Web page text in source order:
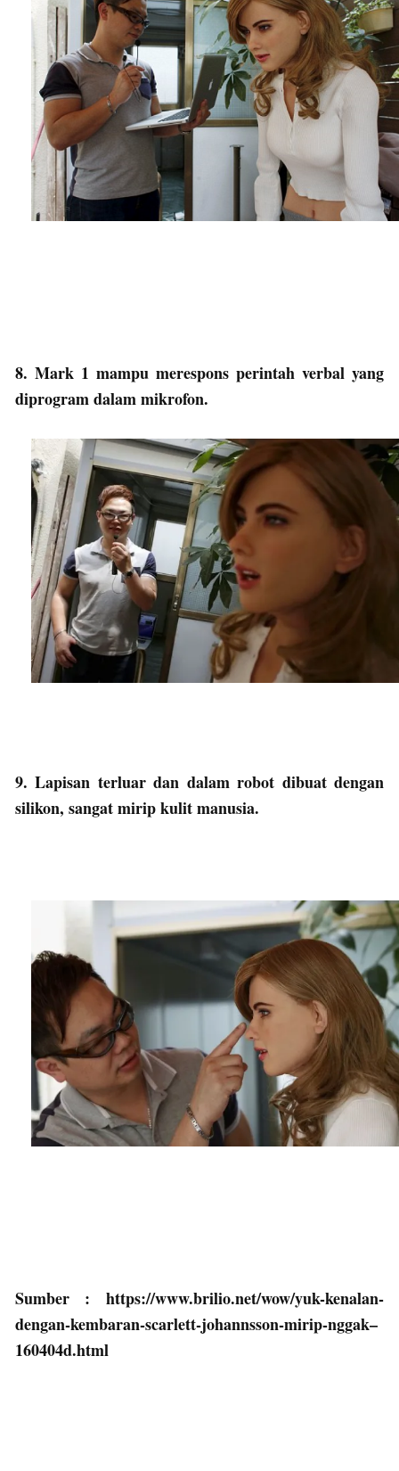
8. Mark 1 mampu merespons perintah verbal yang
diprogram dalam mikrofon.
9. Lapisan terluar dan dalam robot dibuat dengan
silikon, sangat mirip kulit manusia.
Sumber : https://www.brilio.net/wow/yuk-kenalan-
dengan-kembaran-scarlett-johannsson-mirip-nggak–
160404d.html